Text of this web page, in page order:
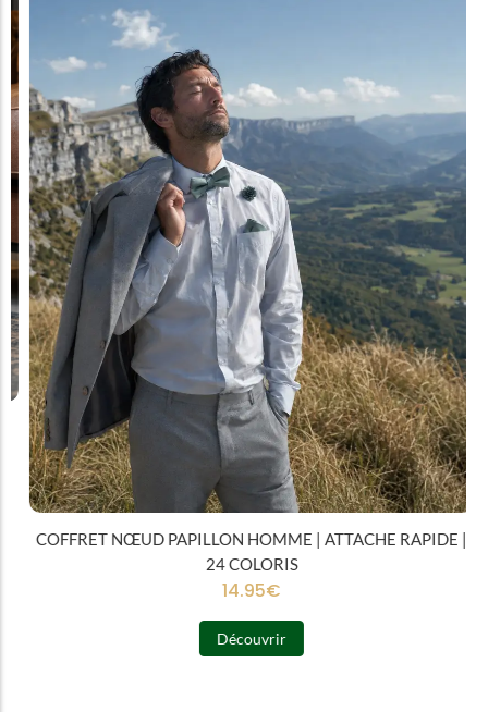
COFFRET NŒUD PAPILLON HOMME | ATTACHE RAPIDE |
24 COLORIS
14.95€
Découvrir